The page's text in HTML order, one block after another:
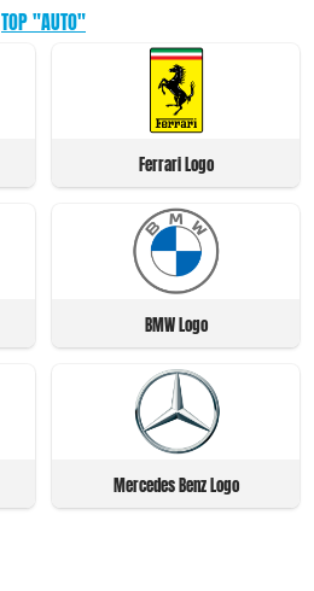
TOP "AUTO"
Ferrari Logo
BMW Logo
Mercedes Benz Logo